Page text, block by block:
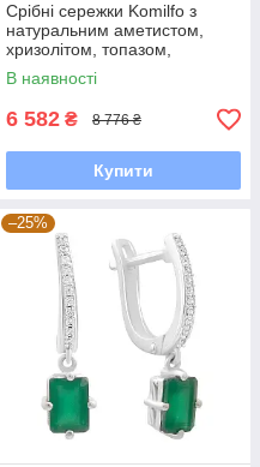
Срібні сережки Komilfo з
натуральним аметистом,
хризолітом, топазом,
цитрином (2183259)
В наявності
6 582 ₴ 8 776 ₴
Купити
–25%